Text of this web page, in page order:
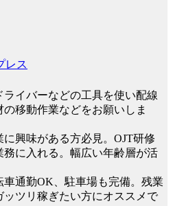
レス
ライバーなどの工具を使い配線
移動作業などをお願いしま
興味がある方必見。OJT研修
務に入れる。幅広い年齢層が活
車通勤OK、駐車場も完備。残業
ッツリ稼ぎたい方にオススメで